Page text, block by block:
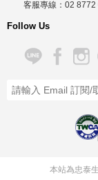
客服專線： 02 8772
Follow Us
本站為忠泰